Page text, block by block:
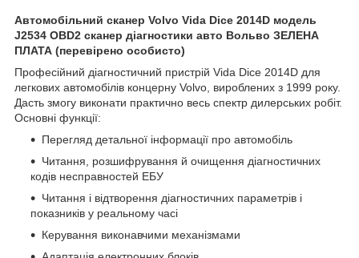
Автомобільний сканер Volvo Vida Dice 2014D модель
J2534 OBD2 сканер діагностики авто Вольво ЗЕЛЕНА
ПЛАТА (перевірено особисто)
Професійний діагностичний пристрій Vida Dice 2014D для
легкових автомобілів концерну Volvo, вироблених з 1999 року.
Дасть змогу виконати практично весь спектр дилерських робіт.
Основні функції:
Перегляд детальної інформації про автомобіль
Читання, розшифрування й очищення діагностичних
кодів несправностей ЕБУ
Читання і відтворення діагностичних параметрів і
показників у реальному часі
Керування виконавчими механізмами